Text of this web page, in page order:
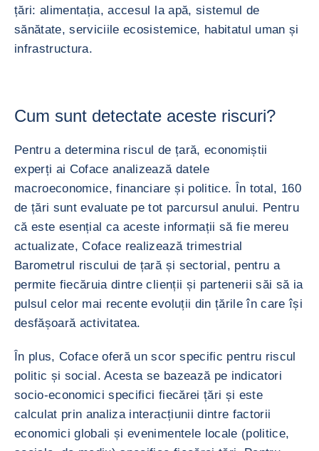
țări: alimentația, accesul la apă, sistemul de
sănătate, serviciile ecosistemice, habitatul uman și
infrastructura.
Cum sunt detectate aceste riscuri?
Pentru a determina riscul de țară, economiștii
experți ai Coface analizează datele
macroeconomice, financiare și politice. În total, 160
de țări sunt evaluate pe tot parcursul anului. Pentru
că este esențial ca aceste informații să fie mereu
actualizate, Coface realizează trimestrial
Barometrul riscului de țară și sectorial, pentru a
permite fiecăruia dintre clienții și partenerii săi să ia
pulsul celor mai recente evoluții din țările în care își
desfășoară activitatea.
În plus, Coface oferă un scor specific pentru riscul
politic și social. Acesta se bazează pe indicatori
socio-economici specifici fiecărei țări și este
calculat prin analiza interacțiunii dintre factorii
economici globali și evenimentele locale (politice,